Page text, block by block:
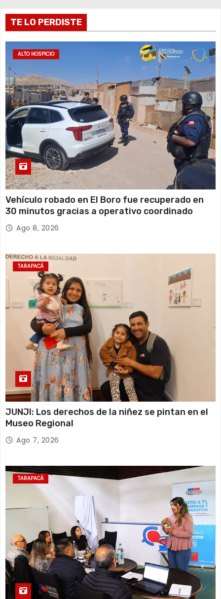
a
d
a
s
TE LO PERDISTE
ALTO HOSPICIO
Vehículo robado en El Boro fue recuperado en
30 minutos gracias a operativo coordinado
Ago 8, 2026
TARAPACÁ
JUNJI: Los derechos de la niñez se pintan en el
Museo Regional
Ago 7, 2026
TARAPACÁ